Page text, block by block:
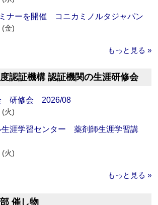
ナーを開催 コニカミノルタジャパン
(金)
もっと見る »
認証機構 認証機関の生涯研修会
研修会 2026/08
(火)
生涯学習センター 薬剤師生涯学習講
(火)
もっと見る »
催し物